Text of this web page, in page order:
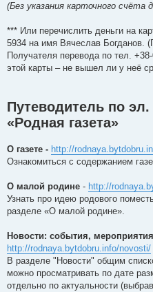
(Без указания карточного счёта
*** Или перечислить деньги на
5934 на имя Вячеслав Богданов.
Получателя перевода по тел.
этой карты – не вышел ли у неё
Путеводитель по эл.
«Родная газета»
О газете - http://
Ознакомиться с содержанием
О малой родине - http://
Узнать про идею родового
разделе «О малой родине».
Новости: события,
http://rodnaya.bytdobru.info/novosti/
В разделе "Новости" общим
можно просматривать по дате
отдельно по актуальности